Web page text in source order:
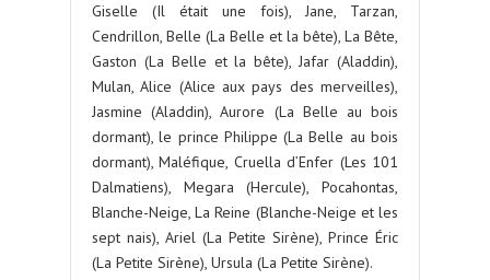
Giselle (Il était une fois), Jane, Tarzan,
Cendrillon, Belle (La Belle et la bête), La Bête,
Gaston (La Belle et la bête), Jafar (Aladdin),
Mulan, Alice (Alice aux pays des merveilles),
Jasmine (Aladdin), Aurore (La Belle au bois
dormant), le prince Philippe (La Belle au bois
dormant), Maléfique, Cruella d’Enfer (Les 101
Dalmatiens), Megara (Hercule), Pocahontas,
Blanche-Neige, La Reine (Blanche-Neige et les
sept nais), Ariel (La Petite Sirène), Prince Éric
(La Petite Sirène), Ursula (La Petite Sirène).